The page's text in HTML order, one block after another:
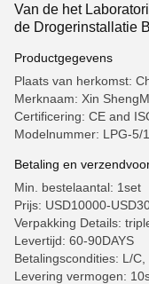
Van de het
de Drogerinstallatie
Productgegevens
Plaats van herkomst:
Merknaam: Xin
Certificering: CE and
Modelnummer: LPG-5/
Betaling en
Min. bestelaantal: 1set
Prijs: USD10000-
Verpakking Details:
Levertijd: 60-90DAYS
Betalingscondities: L/
Levering vermogen: